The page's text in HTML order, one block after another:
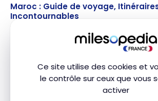
Ce site utilise des cookies et
le contrôle sur ceux que vous
activer
Maroc : Guide de voyage, Itinéraires
Incontournables
Maroc : Guide de voyage,
Incontournables
13 mars 2025